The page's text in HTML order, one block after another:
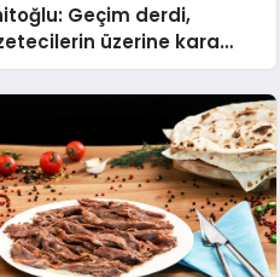
Geçim derdi,
üzerine kara
gibi çökmüştür!